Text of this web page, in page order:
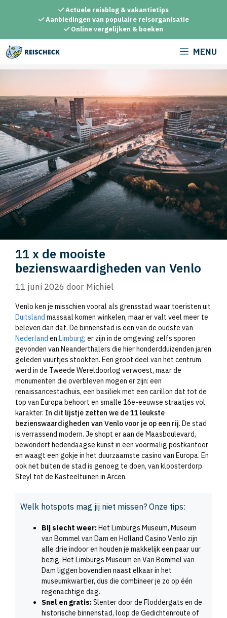
inhoud
Actuele reisblog & vakantietips
Aanbiedingen van populaire reisorganisatie
Online vergelijken & boeken
MENU
11 x de mooiste
bezienswaardigheden van Venlo
11 juni 2026 door Michiel
Venlo ken je misschien vooral als grensstad waar toeristen uit
Duitsland massaal komen winkelen, maar er valt veel meer te
beleven dan dat. De binnenstad is een van de oudste van
Nederland en Limburg; er zijn in de omgeving zelfs sporen
gevonden van Neanderthalers die hier honderdduizenden jaren
geleden vuurtjes stookten. Een groot deel van het centrum
werd in de Tweede Wereldoorlog verwoest, maar de
monumenten die overbleven mogen er zijn: een
renaissancestadhuis, een basiliek met een carillon dat tot de
top van Europa behoort en smalle 16e-eeuwse straatjes vol
karakter. In dit lijstje zetten we de 11 leukste
bezienswaardigheden van Venlo voor je op een rij. De stad
is verrassend modern. Je shopt er aan de Maasboulevard,
bewondert hedendaagse kunst in een voormalig postkantoor
en waagt een gokje in het duurzaamste casino van Europa. En
ook net buiten de stad is genoeg te doen, van kloosterdorp
Steyl tot de Kasteeltuinen in Arcen.
Welk hotspots mag jij niet missen? Onze tips:
Bij slecht weer:Het Limburgs Museum, Museum
van Bommel van Dam en Holland Casino Venlo zijn
alle drie indoor en houden je makkelijk een paar uur
bezig. Het Limburgs Museum en Van Bommel van
Dam liggen bovendien naast elkaar in het
museumkwartier, dus die combineer je zo op één
regenachtige dag.
Snel en gratis:Slenter door de Floddergats en de
historische binnenstad, loop de Gedichtenroute of